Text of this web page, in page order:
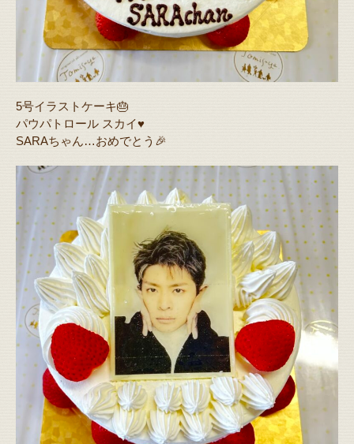
5号イラストケーキ🎂
パウパトロール スカイ♥️
SARAちゃん…おめでとう🎉